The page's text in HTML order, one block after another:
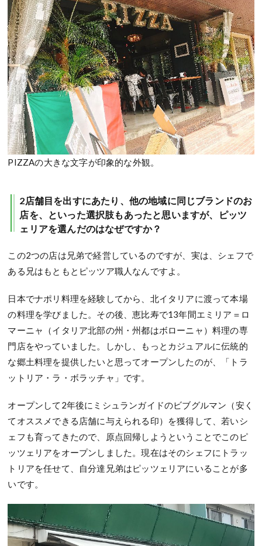
PIZZAの大きな文字が印象的な外観。
2店舗目を出すにあたり、他の地域に同じブランドのお
店を、といった選択肢もあったと思いますが、ピッツ
ェリアを選んだのはなぜですか？
この2つの店は兄弟で経営しているのですが、実は、シェフで
ある兄はもともとピッツア職人なんですよ。
日本でナポリ料理を経験してから、北イタリアに渡って本場
の料理を学びました。その後、恵比寿で13年間エミリア＝ロ
マーニャ（イタリア北部の州・州都はボローニャ）料理の専
門店をやっていました。しかし、もっとカジュアルに伝統的
な郷土料理を提供したいと思ってオープンしたのが、「トラ
ットリア・ラ・ボラッチャ」です。
オープンして2年後にミシュランガイドのビブグルマン（安く
てオススメできる店舗に与えられる印）を獲得して、若いシ
ェフも育ってきたので、原点回帰しようということでこのピ
ッツェリアをオープンしました。現在はそのシェフにトラッ
トリアを任せて、自分達兄弟はピッツェリアにいることが多
いです。